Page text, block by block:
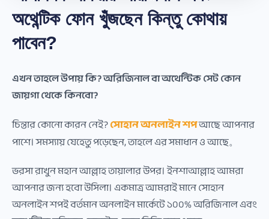
অথেন্টিক ফোন খুঁজছেন কিন্তু কোথায়
পাবেন?
এখন তাহলে উপায় কি? অরিজিনাল বা অথেন্টিক সেট কোন
জায়গা থেকে কিনবো?
চিন্তার কোনো কারন নেই?সোহান অনলাইন শপআছে আপনার
পাশে। সমস্যায় যেহেতু পড়েছেন, তাহলে এর সমাধান ও আছে。
ভরসা রাখুন মহান আল্লাহ তায়ালার উপর। ইনশাআল্লাহ আমরা
আপনার জন্য হবো উসিলা। একমাত্র আমরাই মানে সোহান
অনলাইন শপই বর্তমান অনলাইন মার্কেটে ১০০% অরিজিনাল এবং